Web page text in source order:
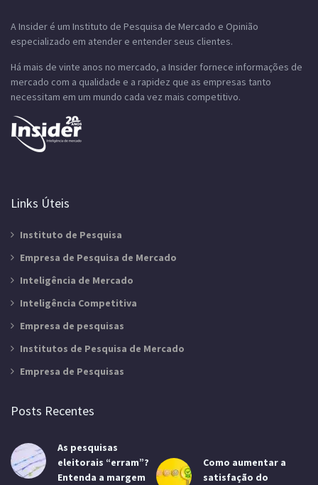
A Insider é um Instituto de Pesquisa de Mercado e Opinião
especializado em atender e entender seus clientes.
Há mais de vinte anos no mercado, a Insider fornece informações de
mercado com a qualidade e a rapidez que as empresas tanto
necessitam em um mundo cada vez mais competitivo.
Links Úteis
Instituto de Pesquisa
Empresa de Pesquisa de Mercado
Inteligência de Mercado
Inteligência Competitiva
Empresa de pesquisas
Institutos de Pesquisa de Mercado
Empresa de Pesquisas
Posts Recentes
As pesquisas
eleitorais “erram”?
Entenda a margem
Como aumentar a
satisfação do